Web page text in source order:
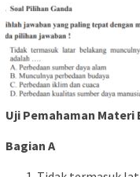
Uji Pemahaman Materi
Bagian A